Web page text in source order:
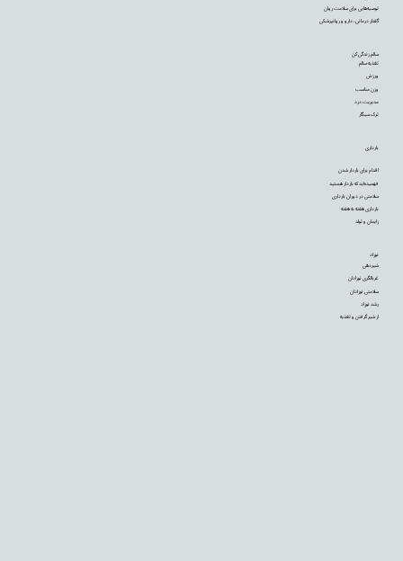
نوزاد
شیردهی
غربالگری نوزادان
سلامتی نوزادان
رشد نوزاد
از شیر گرفتن و تغذیه
بارداری
اقدام برای باردار شدن
فهمیده‌اید که باردار هستید
سلامتی در دوران بارداری
بارداری هفته به هفته
زایمان و تولد
سالم زندگی کن
تغذیه سالم
ورزش
وزن مناسب
مدیریت درد
ترک سیگار
توصیه‌‌هایی برای سلامت روان
گفتار درمانی، دارو و روانپزشکی